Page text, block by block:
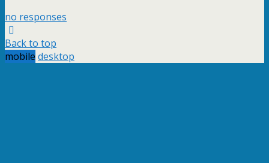
no responses
Back to top
mobile desktop